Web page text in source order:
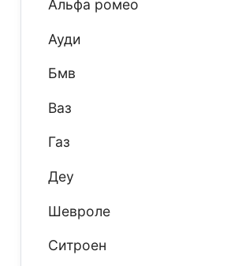
Альфа ромео
Ауди
Бмв
Ваз
Газ
Деу
Шевроле
Ситроен